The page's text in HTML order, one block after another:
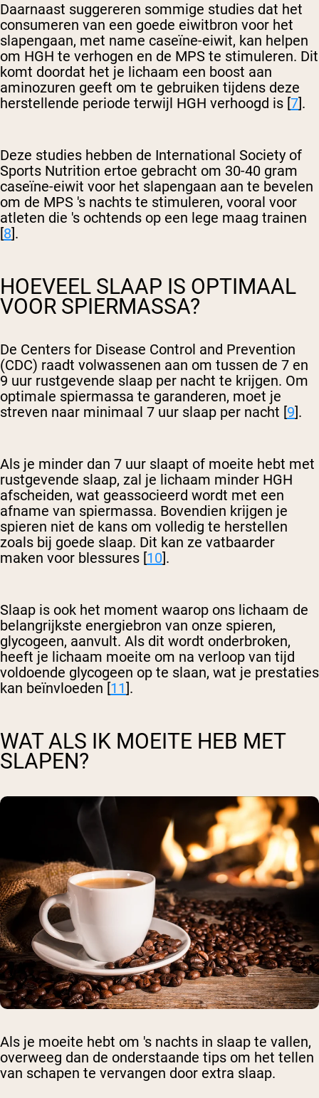
Daarnaast suggereren sommige studies dat het
consumeren van een goede eiwitbron voor het
slapengaan, met name caseïne-eiwit, kan helpen
om HGH te verhogen en de MPS te stimuleren. Dit
komt doordat het je lichaam een boost aan
aminozuren geeft om te gebruiken tijdens deze
herstellende periode terwijl HGH verhoogd is [7].
Deze studies hebben de International Society of
Sports Nutrition ertoe gebracht om 30-40 gram
caseïne-eiwit voor het slapengaan aan te bevelen
om de MPS 's nachts te stimuleren, vooral voor
atleten die 's ochtends op een lege maag trainen
[8].
HOEVEEL SLAAP IS OPTIMAAL
VOOR SPIERMASSA?
De Centers for Disease Control and Prevention
(CDC) raadt volwassenen aan om tussen de 7 en
9 uur rustgevende slaap per nacht te krijgen. Om
optimale spiermassa te garanderen, moet je
streven naar minimaal 7 uur slaap per nacht [9].
Als je minder dan 7 uur slaapt of moeite hebt met
rustgevende slaap, zal je lichaam minder HGH
afscheiden, wat geassocieerd wordt met een
afname van spiermassa. Bovendien krijgen je
spieren niet de kans om volledig te herstellen
zoals bij goede slaap. Dit kan ze vatbaarder
maken voor blessures [10].
Slaap is ook het moment waarop ons lichaam de
belangrijkste energiebron van onze spieren,
glycogeen, aanvult. Als dit wordt onderbroken,
heeft je lichaam moeite om na verloop van tijd
voldoende glycogeen op te slaan, wat je prestaties
kan beïnvloeden [11].
WAT ALS IK MOEITE HEB MET
SLAPEN?
Als je moeite hebt om 's nachts in slaap te vallen,
overweeg dan de onderstaande tips om het tellen
van schapen te vervangen door extra slaap.